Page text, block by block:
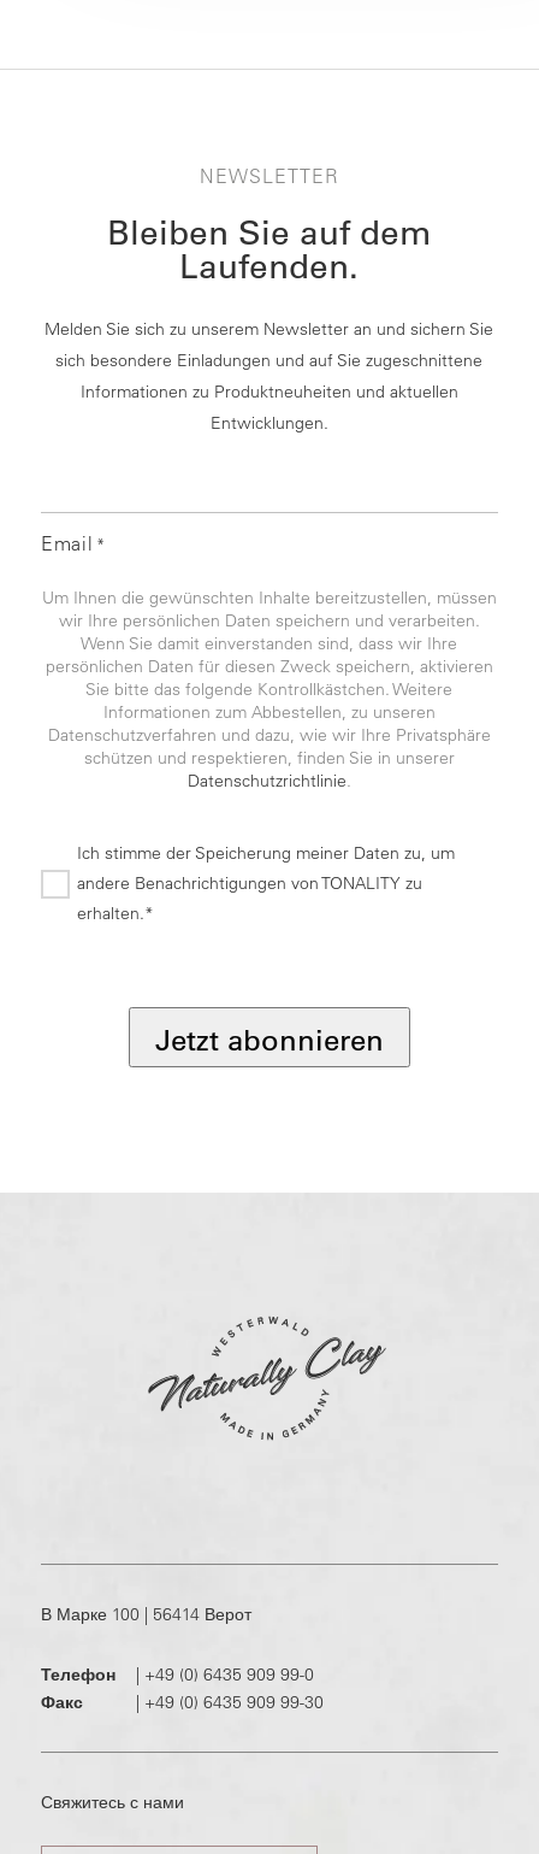
NEWSLETTER
Bleiben Sie auf dem
Laufenden.
Melden Sie sich zu unserem Newsletter an und sichern Sie
sich besondere Einladungen und auf Sie zugeschnittene
Informationen zu Produktneuheiten und aktuellen
Entwicklungen.
Email *
Um Ihnen die gewünschten Inhalte bereitzustellen, müssen
wir Ihre persönlichen Daten speichern und verarbeiten.
Wenn Sie damit einverstanden sind, dass wir Ihre
persönlichen Daten für diesen Zweck speichern, aktivieren
Sie bitte das folgende Kontrollkästchen. Weitere
Informationen zum Abbestellen, zu unseren
Datenschutzverfahren und dazu, wie wir Ihre Privatsphäre
schützen und respektieren, finden Sie in unserer
Datenschutzrichtlinie.
Ich stimme der Speicherung meiner Daten zu, um
andere Benachrichtigungen von TONALITY zu
erhalten.*
Jetzt abonnieren
В Марке 100 | 56414 Верот
Телефон | +49 (0) 6435 909 99-0
Факс
| +49 (0) 6435 909 99-30
Свяжитесь с нами